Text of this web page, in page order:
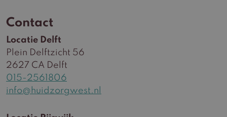
Contact
Locatie Delft
Plein Delftzicht 56
2627 CA Delft
015-2561806
info@huidzorgwest.nl